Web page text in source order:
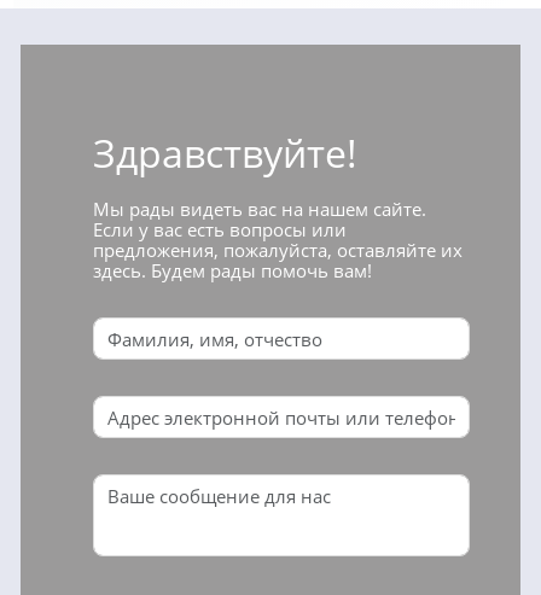
Здравствуйте!
Мы рады видеть вас на нашем сайте.
Если у вас есть вопросы или
предложения, пожалуйста, оставляйте их
здесь. Будем рады помочь вам!